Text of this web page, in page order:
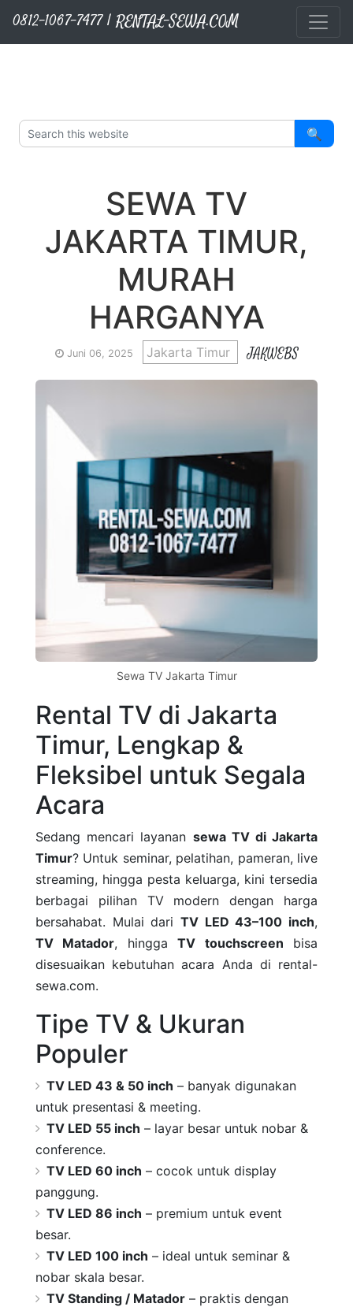
RENTAL-SEWA.COM
Layanan Kami
Sewa Sound System
Sewa TV Matador
Sewa Proyektor
Sewa Videotron
0812-1067-7477 | RENTAL-SEWA.COM
🔍
SEWA TV
JAKARTA TIMUR,
MURAH
HARGANYA
Juni 06, 2025 Jakarta Timur JAKWEBS
Sewa TV Jakarta Timur
Rental TV di Jakarta
Timur, Lengkap &
Fleksibel untuk Segala
Acara
Sedang mencari layanan sewa TV di Jakarta
Timur? Untuk seminar, pelatihan, pameran, live
streaming, hingga pesta keluarga, kini tersedia
berbagai pilihan TV modern dengan harga
bersahabat. Mulai dari TV LED 43–100 inch,
TV Matador, hinggaTV touchscreen bisa
disesuaikan kebutuhan acara Anda di rental-
sewa.com.
Tipe TV & Ukuran
Populer
TV LED 43 & 50 inch – banyak digunakan
untuk presentasi & meeting.
TV LED 55 inch – layar besar untuk nobar &
conference.
TV LED 60 inch – cocok untuk display
panggung.
TV LED 86 inch – premium untuk event
besar.
TV LED 100 inch – ideal untuk seminar &
nobar skala besar.
TV Standing / Matador – praktis dengan